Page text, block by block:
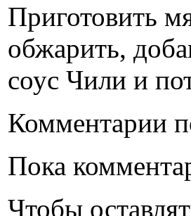
Приготовить
обжарить,
соус Чили и
Комментарии
Пока
Чтобы